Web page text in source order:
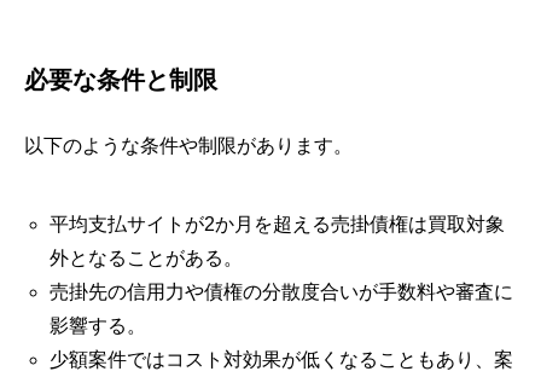
必要な条件と制限
以下のような条件や制限があります。
平均支払サイトが2か月を超える売掛債権は買取対象
外となることがある。
売掛先の信用力や債権の分散度合いが手数料や審査に
影響する。
少額案件ではコスト対効果が低くなることもあり、案